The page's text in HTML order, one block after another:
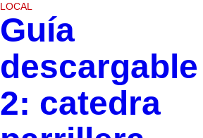
LOCAL
Guía
descargable
2: catedra